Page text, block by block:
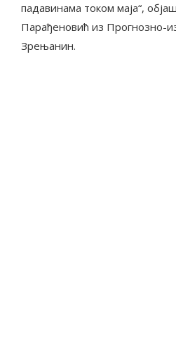
падавинама током маја“,
Парађеновић из Прогнозно-
Зрењанин.